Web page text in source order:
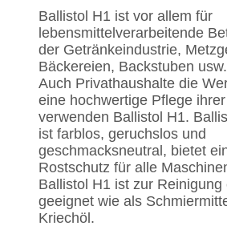
Ballistol H1 ist vor allem für
lebensmittelverarbeitende
der Getränkeindustrie,
Bäckereien, Backstuben
Auch Privathaushalte die
eine hochwertige Pflege
verwenden Ballistol H1.
ist farblos, geruchslos und
geschmacksneutral, bietet
Rostschutz für alle
Ballistol H1 ist zur Reinigung
geeignet wie als
Kriechöl.